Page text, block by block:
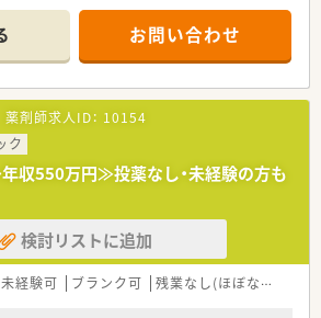
お問い合わせ
薬剤師求人ID： 10154
ク
年収550万円≫投薬なし・未経験の方も
検討リストに追加
未経験可 ブランク可 残業なし(ほぼなし含む)